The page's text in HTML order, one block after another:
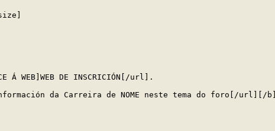
WEB]WEB DE INSCRICIÓN[/url].
da Carreira de NOME neste tema do foro[/url][/b]